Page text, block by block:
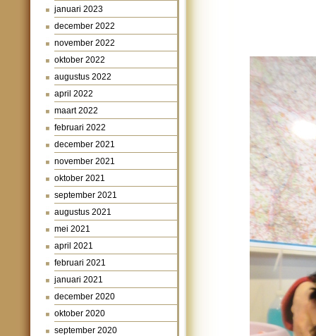
januari 2023
december 2022
november 2022
oktober 2022
augustus 2022
april 2022
maart 2022
februari 2022
december 2021
november 2021
oktober 2021
september 2021
augustus 2021
mei 2021
april 2021
februari 2021
januari 2021
december 2020
oktober 2020
september 2020